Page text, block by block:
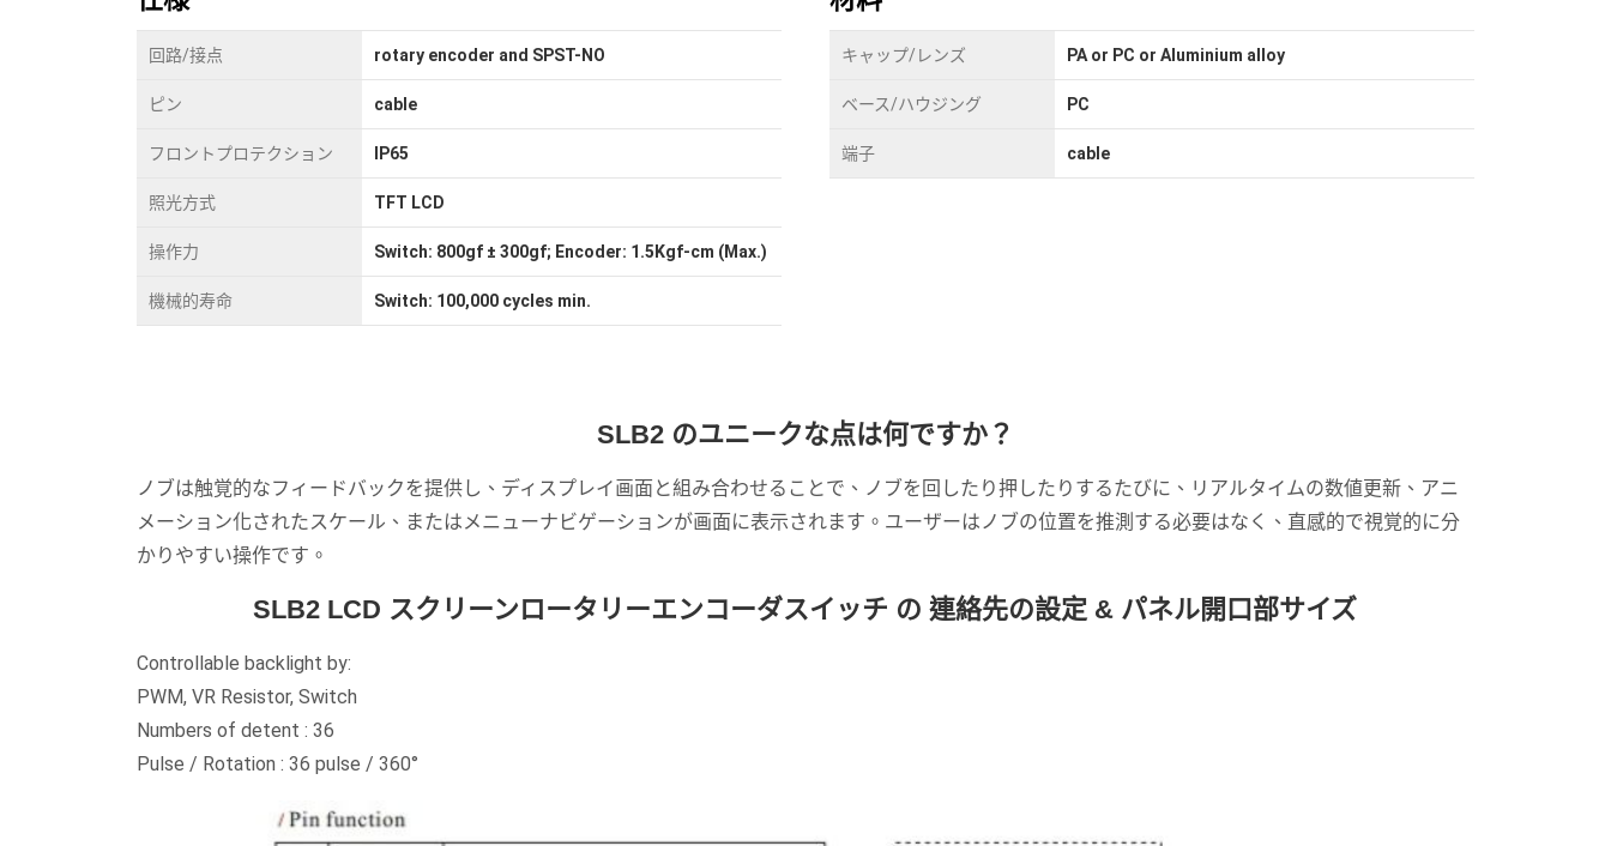
回路/接点 rotary encoder and SPST-NO
ピン cable
フロントプロテクション IP65
照光方式 TFT LCD
操作力 Switch: 800gf ± 300gf; Encoder: 1.5Kgf-cm (Max.)
機械的寿命 Switch: 100,000 cycles min.
キャップ/レンズ PA or PC or Aluminium alloy
ベース/ハウジング PC
端子 cable
SLB2 のユニークな点は何ですか？
ノブは触覚的なフィードバックを提供し、ディスプレイ画面と組み合わせることで、ノブを回したり押したりするたびに、リアルタイムの数値更新、アニ
メーション化されたスケール、またはメニューナビゲーションが画面に表示されます。ユーザーはノブの位置を推測する必要はなく、直感的で視覚的に分
かりやすい操作です。
SLB2 LCD スクリーンロータリーエンコーダスイッチ の 連絡先の設定 & パネル開口部サイズ
Controllable backlight by:
PWM, VR Resistor, Switch
Numbers of detent : 36
Pulse / Rotation : 36 pulse / 360°